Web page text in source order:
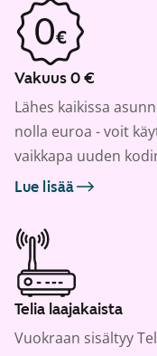
Vakuus 0 €
Lähes kaikissa
nolla euroa - voit
vaikkapa uuden
Lue lisää
Telia laajakaista
Vuokraan sisältyy